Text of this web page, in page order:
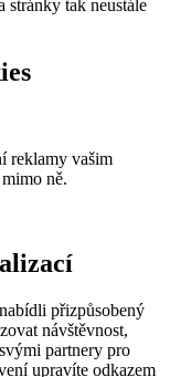
stránky tak neustále
reklamy vašim
ně.
přizpůsobený
návštěvnost,
partnery pro
upravíte odkazem